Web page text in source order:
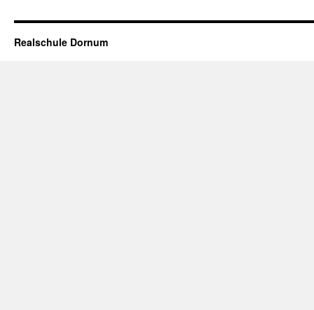
Realschule Dornum